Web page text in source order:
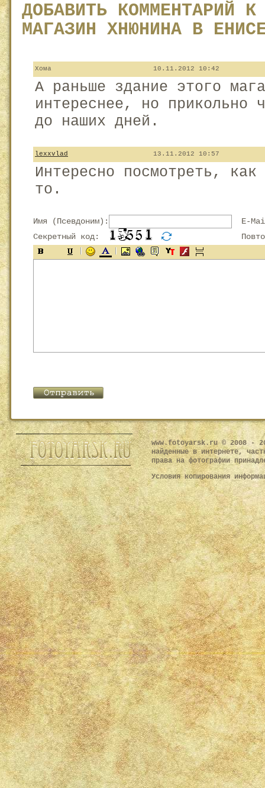
ДОБАВИТЬ КОММЕНТАРИЙ
МАГАЗИН ХНЮНИНА В
Хома 10.11.2012 10:42
А раньше здание этого
интереснее, но прикольно
до наших дней.
lexxvlad 13.11.2012 10:57
Интересно посмотреть,
то.
Имя (Псевдоним):
E-
Секретный код:
www.fotoyarsk.ru © 2008 -
найденные в интернете,
права на фотографии
Условия копирования